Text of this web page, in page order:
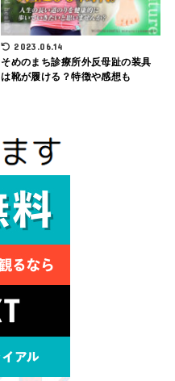
2023.06.14
そめのまち診療所外反母趾の装具
は靴が履ける？特徴や感想も